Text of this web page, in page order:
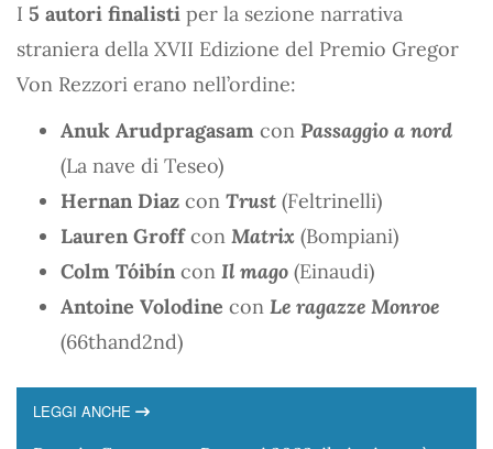
I 5 autori finalisti per la sezione narrativa
straniera della XVII Edizione del Premio Gregor
Von Rezzori erano nell’ordine:
Anuk Arudpragasam con Passaggio a nord
(La nave di Teseo)
Hernan Diaz con Trust (Feltrinelli)
Lauren Groffcon Matrix (Bompiani)
Colm Tóibín con Il mago (Einaudi)
Antoine Volodine con Le ragazze Monroe
(66thand2nd)
LEGGI ANCHE